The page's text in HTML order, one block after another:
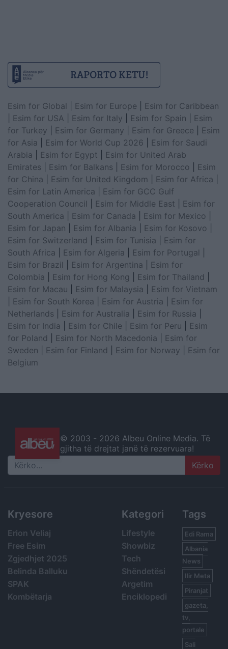
Esim for Global Esim for Europe
Esim for Caribbean
Esim for USA Esim for Italy Esim for Spain
Esim
for Turkey
Esim for Germany Esim for Greece
Esim
for Asia
Esim for World Cup 2026
Esim for Saudi
Arabia
Esim for Egypt
Esim for United Arab
Emirates
Esim for Balkans Esim for Morocco
Esim
for China
Esim for United Kingdom Esim for Africa
Esim for Latin America
Esim for GCC Gulf
Cooperation Council
Esim for Middle East
Esim for
South America
Esim for Canada Esim for Mexico
Esim for Japan
Esim for Albania Esim for Kosovo
Esim for Switzerland
Esim for Tunisia
Esim for
South Africa
Esim for Algeria Esim for Portugal
Esim for Brazil
Esim for Argentina
Esim for
Colombia
Esim for Hong Kong Esim for Thailand
Esim for Macau
Esim for Malaysia
Esim for Vietnam
Esim for South Korea Esim for Austria
Esim for
Netherlands
Esim for Australia Esim for Russia
Esim for India
Esim for Chile Esim for Peru
Esim
for Poland
Esim for North Macedonia
Esim for
Sweden
Esim for Finland Esim for Norway
Esim for
Belgium
© 2003 - 2026 Albeu Online Media. Të
gjitha të drejtat janë të rezervuara!
Search
Kryesore
Erion Veliaj
Free Esim
Zgjedhjet 2025
Belinda Balluku
SPAK
Kombëtarja
Kategori
Lifestyle
Showbiz
Tech
Shëndetësi
Argetim
Enciklopedi
Tags
Edi Rama
Albania
News
Ilir Meta
Piranjat
gazeta,
tv,
portale
Sali